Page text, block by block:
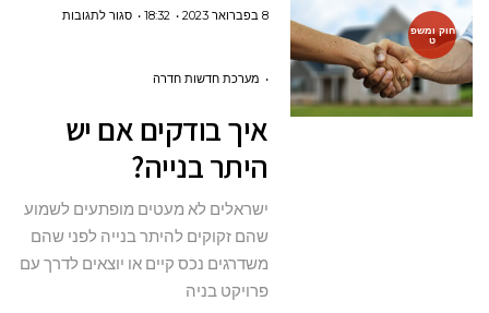
חוק ומשפ
ט
8 בפברואר 2023 18:32 סגור לתגובותעל
מערכת חדשות חדרה
איך בודקים אם יש
היתר בנייה?
ישראלים לא מעטים מופתעים לשמוע
שהם זקוקים להיתר בנייה לפני שהם
משדרגים נכס קיים או יוצאים לדרך עם
פרויקט בניה